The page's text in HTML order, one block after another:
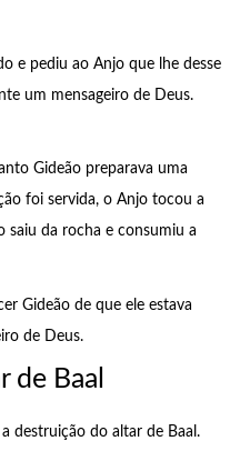
e pediu ao Anjo que lhe desse
um mensageiro de Deus.
Gideão preparava uma
foi servida, o Anjo tocou a
saiu da rocha e consumiu a
Gideão de que ele estava
de Deus.
de Baal
destruição do altar de Baal.